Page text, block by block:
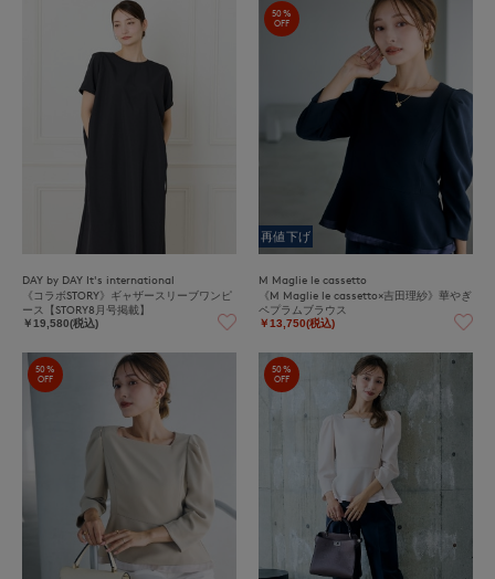
DAY by DAY It's international
《コラボSTORY》ギャザースリーブワンピ
ース【STORY8月号掲載】
￥19,580(税込)
50%
OFF
再値下げ
M Maglie le cassetto
《M Maglie le cassetto×吉田理紗》華やぎ
ペプラムブラウス
￥13,750(税込)
50%
OFF
50%
OFF